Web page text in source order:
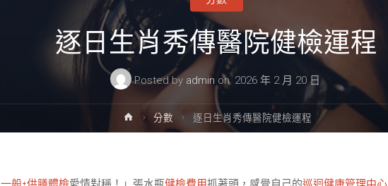
逐日生肖秀傳醫院健檢運程
Posted by admin on 2026 年 2 月 20 日
Home分數 逐日生肖秀傳醫院健檢運程